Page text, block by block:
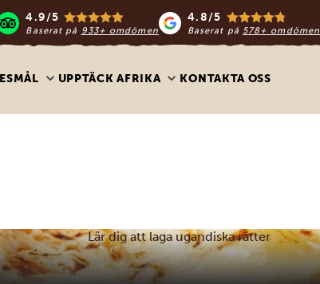
4.9/5
Baserat på 933+ omdömen
4.8/5
Baserat på 578+ omdömen
UPPTÄCK AFRIKA KONTAKTA OSS
Lär dig att laga ugandiska rätter